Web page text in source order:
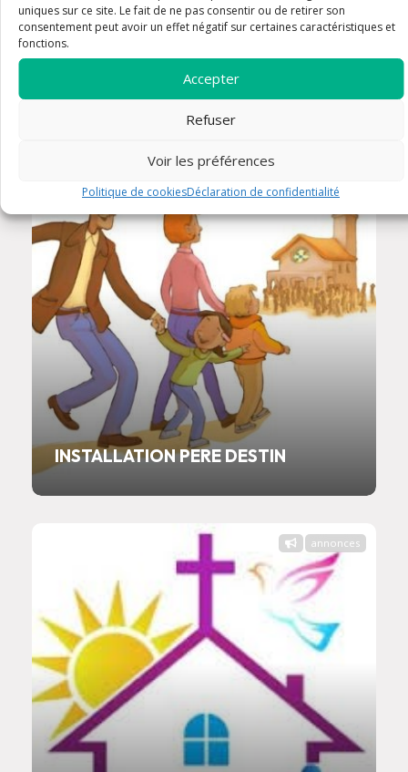
uniques sur ce site. Le fait de ne pas consentir ou de retirer son
consentement peut avoir un effet négatif sur certaines caractéristiques et
fonctions.
Accepter
Refuser
Voir les préférences
Politique de cookiesDéclaration de confidentialité
INSTALLATION PERE DESTIN
annonces